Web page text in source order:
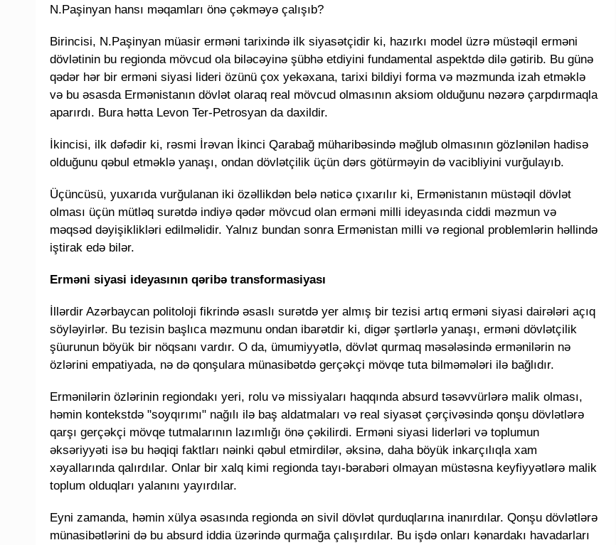
N.Paşinyan hansı məqamları önə çəkməyə çalışıb?
Birincisi, N.Paşinyan müasir erməni tarixində ilk siyasətçidir ki, hazırkı model üzrə müstəqil erməni
dövlətinin bu regionda mövcud ola biləcəyinə şübhə etdiyini fundamental aspektdə dilə gətirib. Bu günə
qədər hər bir erməni siyasi lideri özünü çox yekəxana, tarixi bildiyi forma və məzmunda izah etməklə
və bu əsasda Ermənistanın dövlət olaraq real mövcud olmasının aksiom olduğunu nəzərə çarpdırmaqla
aparırdı. Bura hətta Levon Ter-Petrosyan da daxildir.
İkincisi, ilk dəfədir ki, rəsmi İrəvan İkinci Qarabağ müharibəsində məğlub olmasının gözlənilən hadisə
olduğunu qəbul etməklə yanaşı, ondan dövlətçilik üçün dərs götürməyin də vacibliyini vurğulayıb.
Üçüncüsü, yuxarıda vurğulanan iki özəllikdən belə nəticə çıxarılır ki, Ermənistanın müstəqil dövlət
olması üçün mütləq surətdə indiyə qədər mövcud olan erməni milli ideyasında ciddi məzmun və
məqsəd dəyişiklikləri edilməlidir. Yalnız bundan sonra Ermənistan milli və regional problemlərin həllində
iştirak edə bilər.
Erməni siyasi ideyasının qəribə transformasiyası
İllərdir Azərbaycan politoloji fikrində əsaslı surətdə yer almış bir tezisi artıq erməni siyasi dairələri açıq
söyləyirlər. Bu tezisin başlıca məzmunu ondan ibarətdir ki, digər şərtlərlə yanaşı, erməni dövlətçilik
şüurunun böyük bir nöqsanı vardır. O da, ümumiyyətlə, dövlət qurmaq məsələsində ermənilərin nə
özlərini empatiyada, nə də qonşulara münasibətdə gerçəkçi mövqe tuta bilməmələri ilə bağlıdır.
Ermənilərin özlərinin regiondakı yeri, rolu və missiyaları haqqında absurd təsəvvürlərə malik olması,
həmin kontekstdə "soyqırımı" nağılı ilə baş aldatmaları və real siyasət çərçivəsində qonşu dövlətlərə
qarşı gerçəkçi mövqe tutmalarının lazımlığı önə çəkilirdi. Erməni siyasi liderləri və toplumun
əksəriyyəti isə bu həqiqi faktları nəinki qəbul etmirdilər, əksinə, daha böyük inkarçılıqla xam
xəyallarında qalırdılar. Onlar bir xalq kimi regionda tayı-bərabəri olmayan müstəsna keyfiyyətlərə malik
toplum olduqları yalanını yayırdılar.
Eyni zamanda, həmin xülya əsasında regionda ən sivil dövlət qurduqlarına inanırdılar. Qonşu dövlətlərə
münasibətlərini də bu absurd iddia üzərində qurmağa çalışırdılar. Bu işdə onları kənardakı havadarları